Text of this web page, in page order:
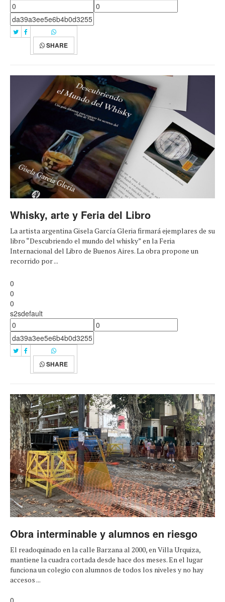
SHARE
Whisky, arte y Feria del Libro
La artista argentina Gisela García Gleria firmará ejemplares de su
libro “Descubriendo el mundo del whisky” en la Feria
Internacional del Libro de Buenos Aires. La obra propone un
recorrido por ...
0
0
0
s2sdefault
SHARE
Obra interminable y alumnos en riesgo
El readoquinado en la calle Barzana al 2000, en Villa Urquiza,
mantiene la cuadra cortada desde hace dos meses. En el lugar
funciona un colegio con alumnos de todos los niveles y no hay
accesos ...
0